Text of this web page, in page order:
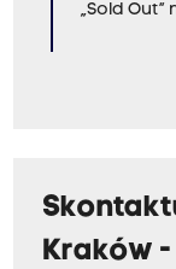
„Sold Out”
Kraków